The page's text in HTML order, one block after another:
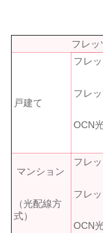
フレッ
戸建て
フレ
フレ
OCN
マンション
（光配線方
式）
フレ
フレ
OCN